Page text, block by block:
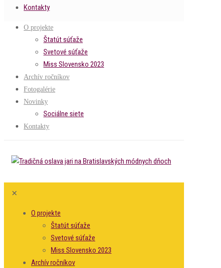
Kontakty
O projekte
Štatút súťaže
Svetové súťaže
Miss Slovensko 2023
Archív ročníkov
Fotogalérie
Novinky
Sociálne siete
Kontakty
✕
O projekte
Štatút súťaže
Svetové súťaže
Miss Slovensko 2023
Archív ročníkov